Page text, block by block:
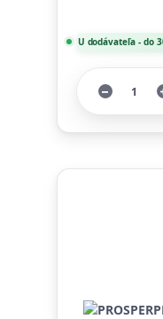
U dodávateľa - do